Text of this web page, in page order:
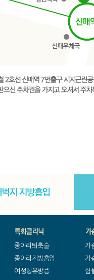
종아리퇴축술
종아리지방흡입
여성형유방증
가
가
함